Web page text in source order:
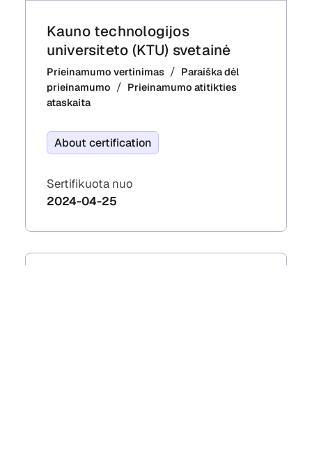
Kauno technologijos
universiteto (KTU) svetainė
Prieinamumo vertinimas
Paraiška dėl
prieinamumo
Prieinamumo atitikties
ataskaita
About certification
Sertifikuota nuo
2024-04-25